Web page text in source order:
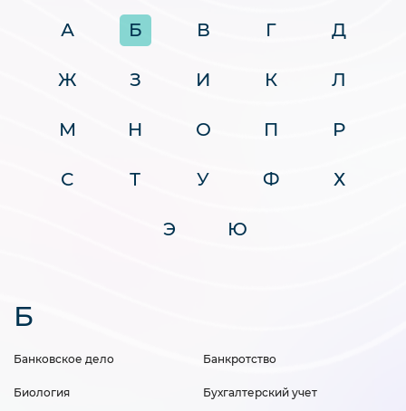
А Б В Г Д
Ж З И К Л
М Н О П Р
С Т У Ф Х
Э Ю
Б
Банковское дело Банкротство
Биология Бухгалтерский учет